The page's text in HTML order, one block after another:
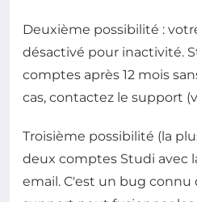
Deuxième possibilité :
désactivé pour inactivité.
comptes après 12 mois
cas, contactez le support
Troisième possibilité (la
deux comptes Studi avec
email. C'est un bug connu